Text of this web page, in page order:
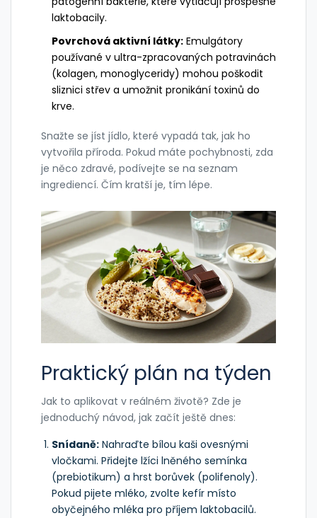
laktobacily.
Povrchová aktivní látky: Emulgátory
používané v ultra-zpracovaných potravinách
(kolagen, monoglyceridy) mohou poškodit
sliznici střev a umožnit pronikání toxinů do
krve.
Snažte se jíst jídlo, které vypadá tak, jak ho
vytvořila příroda. Pokud máte pochybnosti, zda
je něco zdravé, podívejte se na seznam
ingrediencí. Čím kratší je, tím lépe.
Praktický plán na týden
Jak to aplikovat v reálném životě? Zde je
jednoduchý návod, jak začít ještě dnes:
Snídaně: Nahraďte bílou kaši ovesnými
vločkami. Přidejte lžíci lněného semínka
(prebiotikum) a hrst borůvek (polifenoly).
Pokud pijete mléko, zvolte kefír místo
obyčejného mléka pro příjem laktobacilů.